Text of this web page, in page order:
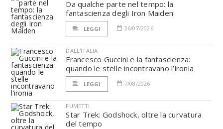
Da qualche parte nel tempo: la
fantascienza degli Iron Maiden
LEGGI 26/07/2026
DALL'ITALIA
Francesco Guccini e la fantascienza:
quando le stelle incontravano l’ironia
LEGGI 7/08/2026
FUMETTI
Star Trek: Godshock, oltre la curvatura
del tempo